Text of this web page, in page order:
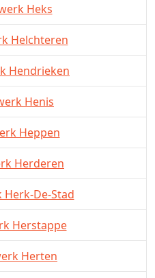
Heks
Helchteren
Hendrieken
Henis
Heppen
Herderen
De-Stad
Herstappe
Herten